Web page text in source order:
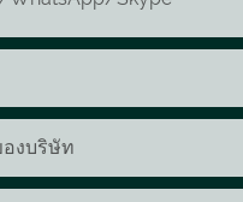
องบริษัท